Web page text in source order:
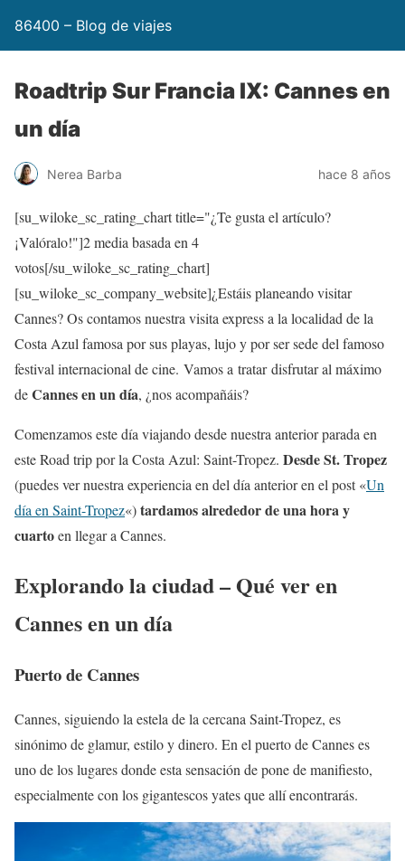
86400 – Blog de viajes
Roadtrip Sur Francia IX: Cannes en
un día
Nerea Barba hace 8 años
[su_wiloke_sc_rating_chart title="¿Te gusta el artículo?
¡Valóralo!"]2media basada en 4
votos[/su_wiloke_sc_rating_chart]
[su_wiloke_sc_company_website]¿Estáis planeando visitar
Cannes? Os contamos nuestra visita express a la localidad de la
Costa Azul famosa por sus playas, lujo y por ser sede del famoso
festival internacional de cine. Vamos a tratar disfrutar al máximo
deCannes en un día, ¿nos acompañáis?
Comenzamos este día viajando desde nuestra anterior parada en
este Road trip por la Costa Azul: Saint-Tropez. Desde St. Tropez
(puedes ver nuestra experiencia en del día anterior en el post «Un
día en Saint-Tropez«)tardamos alrededor de una hora y
cuartoen llegar a Cannes.
Explorando la ciudad – Qué ver en
Cannes en un día
Puerto de Cannes
Cannes, siguiendo la estela de la cercana Saint-Tropez, es
sinónimo de glamur, estilo y dinero. En el puerto de Cannes es
uno de los lugares donde esta sensación de pone de manifiesto,
especialmente con los gigantescos yates que allí encontrarás.